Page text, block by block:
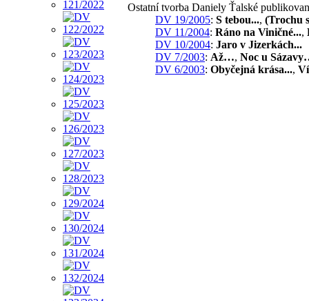
Ostatní tvorba Daniely Ťalské
DV 19/2005: S tebou..., (Trochu
DV 11/2004: Ráno na Viničné...,
DV 10/2004: Jaro v Jizerkách...
DV 7/2003: Až…, Noc u
DV 6/2003: Obyčejná krása...,